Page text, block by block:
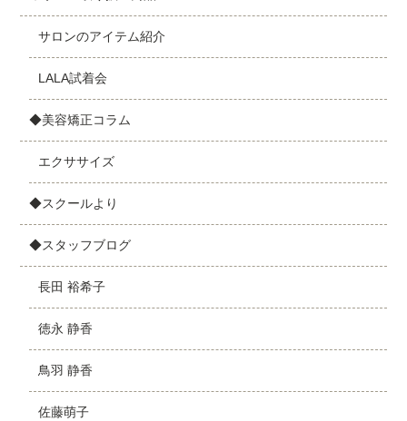
サロンのアイテム紹介
LALA試着会
◆美容矯正コラム
エクササイズ
◆スクールより
◆スタッフブログ
長田 裕希子
徳永 静香
鳥羽 静香
佐藤萌子